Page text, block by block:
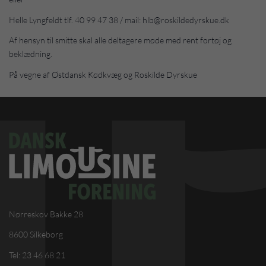
Helle Lyngfeldt tlf. 40 99 47 38 / mail: hlb@roskildedyrskue.dk
Af hensyn til smitte skal alle deltagere møde med rent fortøj og
beklædning.
På vegne af Østdansk Kødkvæg og Roskilde Dyrskue
Nørreskov Bakke 28
8600 Silkeborg
Tel: 23 46 68 21